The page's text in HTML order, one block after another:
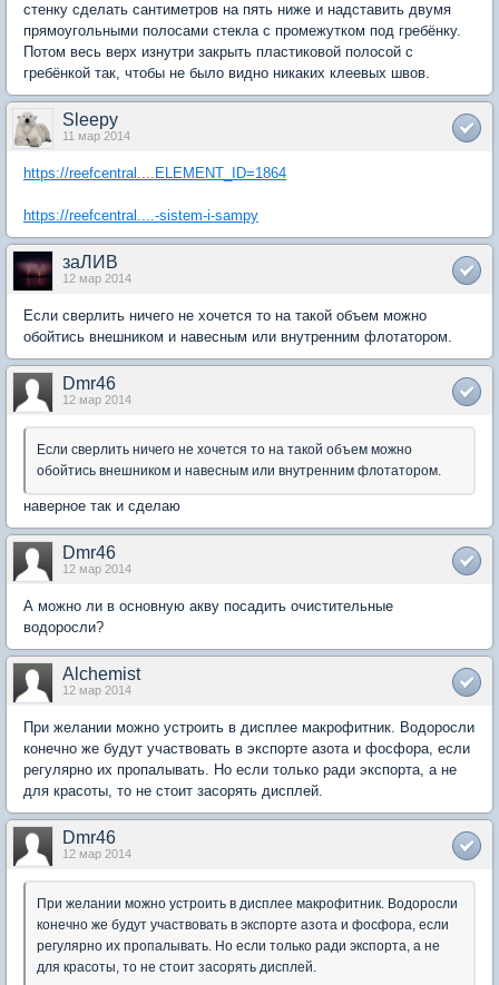
стенку сделать сантиметров на пять ниже и надставить двумя
прямоугольными полосами стекла с промежутком под гребёнку.
Потом весь верх изнутри закрыть пластиковой полосой с
гребёнкой так, чтобы не было видно никаких клеевых швов.
Sleepy
11 мар 2014
https://reefcentral....ELEMENT_ID=1864
https://reefcentral....-sistem-i-sampy
заЛИВ
12 мар 2014
Если сверлить ничего не хочется то на такой объем можно
обойтись внешником и навесным или внутренним флотатором.
Dmr46
12 мар 2014
Если сверлить ничего не хочется то на такой объем можно
обойтись внешником и навесным или внутренним флотатором.
наверное так и сделаю
Dmr46
12 мар 2014
А можно ли в основную акву посадить очистительные
водоросли?
Alchemist
12 мар 2014
При желании можно устроить в дисплее макрофитник. Водоросли
конечно же будут участвовать в экспорте азота и фосфора, если
регулярно их пропалывать. Но если только ради экспорта, а не
для красоты, то не стоит засорять дисплей.
Dmr46
12 мар 2014
При желании можно устроить в дисплее макрофитник. Водоросли
конечно же будут участвовать в экспорте азота и фосфора, если
регулярно их пропалывать. Но если только ради экспорта, а не
для красоты, то не стоит засорять дисплей.